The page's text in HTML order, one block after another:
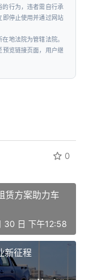
的行为，违者需自行承
即停止使用并通过网站
地法院为管辖法院。
预览链接页面，用户继
0
赁方案助力车
30 日 下午12:58
新征程